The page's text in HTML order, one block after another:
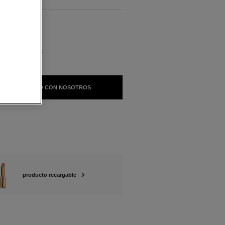
Rellenar
EN CONTACTO CON NOSOTROS
producto recargable